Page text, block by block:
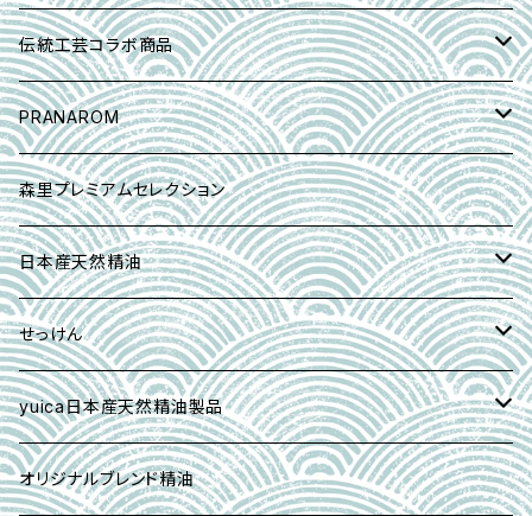
スペシャルブレンド精油
アロマストーン(芳香用)セット
ラベンダー・サシェ(匂い袋)
tori sachet
にほい袋｜お香
タッセルsachet
beautiful マスク
マスク＆ルームスプレー
CP石鹸｜コールドプロセス製法
オーデコロン石けん『イリスの壺』
ピュア・ラベンダー石鹸
dry flower ラベンダー
森里プレミアムセレクション
手作りお香｜インセンス
手作りお香とお香立てセット
クロモジオイル
スギオイル
ニオイコブシオイル
ラベンダーオイル
クロモジオイル
スギオイル
ニオイコブシオイル
ラベンダーオイル
神奈川ユズ＋八ヶ岳アカマツ＋新潟ラベンダー
yuica認定日本産精油アドバイザー
伝統工芸コラボ商品
和絹糸アロマブローチ
こぎん刺しsachet
伝統の亀田縞シューキーパー
香る髪ゴム/正絹小紋
PRANAROM
Essential oil 精油
ハーブウォーター
森里プレミアムセレクション
日本産天然精油
ハンドクリーム
せっけん
ハンドクリーム
yuica日本産天然精油製品
ヘアケア＆ボディケア
オリジナルブレンド精油